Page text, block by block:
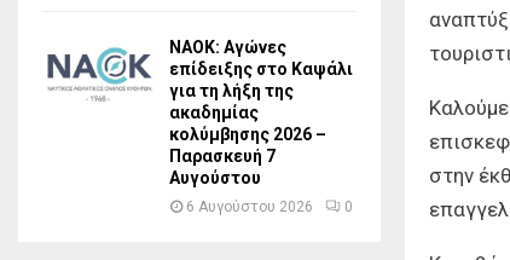
στην
ΝΑΟΚ: Αγώνες
επίδειξης στο Καψάλι
για τη λήξη της
ακαδημίας
κολύμβησης 2026 –
Παρασκευή 7
Αυγούστου
6 Αυγούστου 2026 0